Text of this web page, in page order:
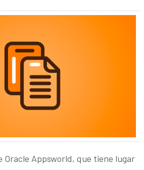
Oracle Appsworld, que tiene lugar